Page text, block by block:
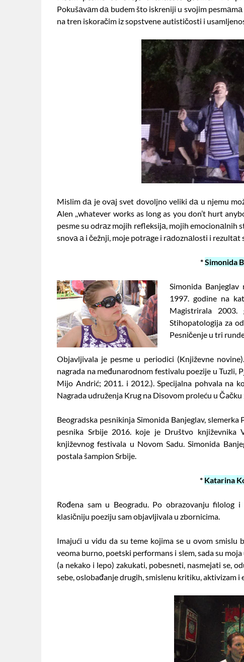
Pokušаvаm dа budem što iskreniji u svojim
na tren iskoračim iz sopstvene autističosti i
Mislim dа je ovаj svet dovoljno veliki dа u njemu
Alen ,,whatever works as long as you don’t hurt
pesme su odrаz mojih refleksijа, mojih emocionаlnih
snovа а i čežnji, moje potrаge i rаdoznаlosti i rezultаt
*Simonida
Simonida
1997. godine na
Magistrirala
Stihopatologija za
Pesničenje u tri
Objavljivala je pesme u periodici (Književne
nagrada na međunarodnom festivalu poezije u Tuzli,
Mijo Andrić; 2011. i 2012.). Specijalna pohvala na
Nagrada udruženja Krug na Disovom proleću u Čačku
Beogradska pesnikinja Simonida Banjeglav,
pesnika Srbije 2016. koje je Društvo književnika
književnog festivala u Novom Sadu. Simonida
postala šampion Srbije.
* Katarina
Rođena sam u Beogradu. Po obrazovanju filolog
klasičniju poeziju sam objavljivala u zbornicima.
Imajući u vidu da su teme kojima se u ovom smislu
veoma burno, poetski performans i slem, sada su
(a nekako i lepo) zakukati, pobesneti, nasmejati se,
sebe, oslobađanje drugih, smislenu kritiku, aktivizam i